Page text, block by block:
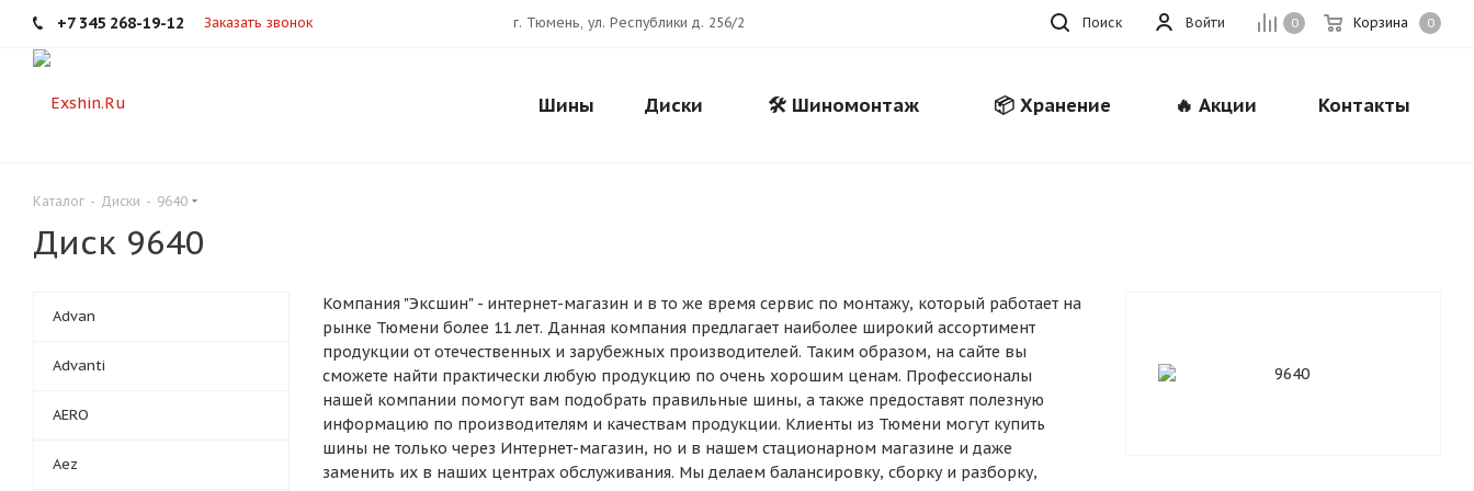
+7 345 268-19-12 Заказать звонок 0 Корзина 0
Войти
г. Тюмень, ул. Республики д. 256/2 Поиск
Шины Диски 🛠️ Шиномонтаж 📦 Хранение 🔥 Акции Контакты
Каталог - Диски - 9640
Диск 9640
Компания "Эксшин" - интернет-магазин и в то же время сервис по монтажу, который работает на
рынке Тюмени более 11 лет. Данная компания предлагает наиболее широкий ассортимент
продукции от отечественных и зарубежных производителей. Таким образом, на сайте вы
сможете найти практически любую продукцию по очень хорошим ценам. Профессионалы
нашей компании помогут вам подобрать правильные шины, а также предоставят полезную
информацию по производителям и качествам продукции. Клиенты из Тюмени могут купить
шины не только через Интернет-магазин, но и в нашем стационарном магазине и даже
заменить их в наших центрах обслуживания. Мы делаем балансировку, сборку и разборку,
Advan
Advanti
AERO
Aez
Для клиентов всех банков
Разбейтеоплату
на частибез переплат